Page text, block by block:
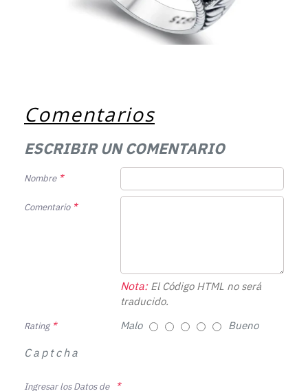
Comentarios
ESCRIBIR UN COMENTARIO
Nombre
Comentario
Nota:El Código HTML no será
traducido.
Rating Malo Bueno
Captcha
Ingresar los Datos de